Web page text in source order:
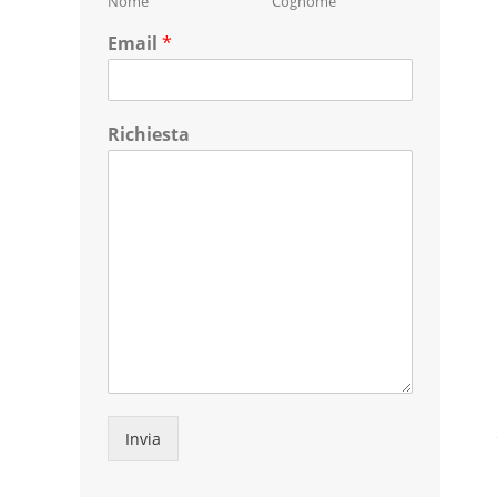
Email *
Richiesta
Invia